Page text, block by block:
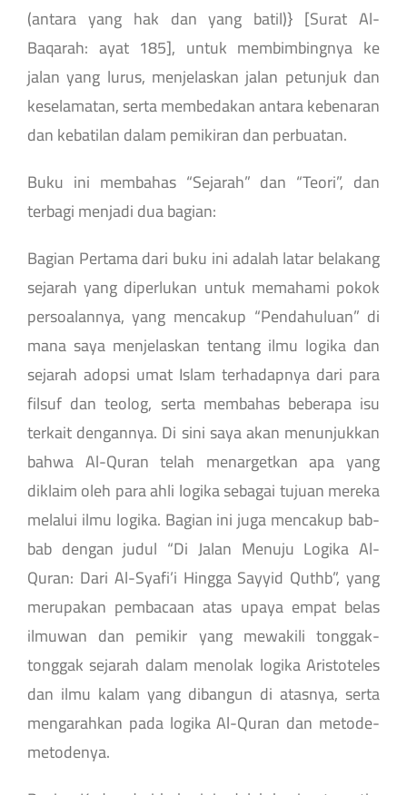
(antara yang hak dan yang batil)} [Surat Al-
Baqarah: ayat 185], untuk membimbingnya ke
jalan yang lurus, menjelaskan jalan petunjuk dan
keselamatan, serta membedakan antara kebenaran
dan kebatilan dalam pemikiran dan perbuatan.
Buku ini membahas “Sejarah” dan “Teori”, dan
terbagi menjadi dua bagian:
Bagian Pertama dari buku ini adalah latar belakang
sejarah yang diperlukan untuk memahami pokok
persoalannya, yang mencakup “Pendahuluan” di
mana saya menjelaskan tentang ilmu logika dan
sejarah adopsi umat Islam terhadapnya dari para
filsuf dan teolog, serta membahas beberapa isu
terkait dengannya. Di sini saya akan menunjukkan
bahwa Al-Quran telah menargetkan apa yang
diklaim oleh para ahli logika sebagai tujuan mereka
melalui ilmu logika. Bagian ini juga mencakup bab-
bab dengan judul “Di Jalan Menuju Logika Al-
Quran: Dari Al-Syafi’i Hingga Sayyid Quthb”, yang
merupakan pembacaan atas upaya empat belas
ilmuwan dan pemikir yang mewakili tonggak-
tonggak sejarah dalam menolak logika Aristoteles
dan ilmu kalam yang dibangun di atasnya, serta
mengarahkan pada logika Al-Quran dan metode-
metodenya.